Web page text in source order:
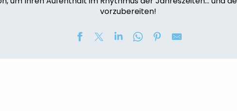
vorzubereiten!